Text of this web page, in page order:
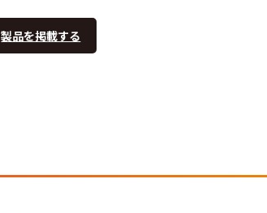
製品を掲載する